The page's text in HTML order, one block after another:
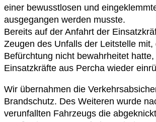
einer bewusstlosen und
ausgegangen werden musste.
Bereits auf der Anfahrt der
Zeugen des Unfalls der Leitstelle
Befürchtung nicht bewahrheitet
Einsatzkräfte aus Percha wieder
Wir übernahmen die
Brandschutz. Des Weiteren wurde
verunfallten Fahrzeugs die